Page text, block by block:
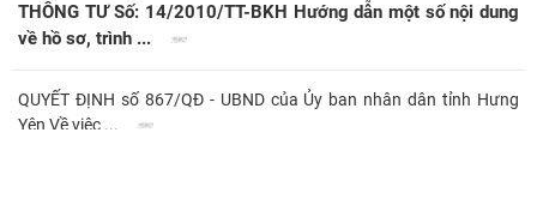
THÔNG TƯ Số: 14/2010/TT-BKH Hướng dẫn một số nội dung
về hồ sơ, trình ...
QUYẾT ĐỊNH số 867/QĐ - UBND của Ủy ban nhân dân tỉnh Hưng
Yên Về việc ...